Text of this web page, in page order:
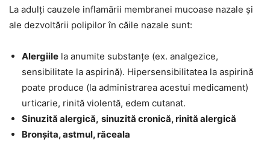
La adulți cauzele inflamării membranei mucoase nazale și
ale dezvoltării polipilor în căile nazale sunt:
Alergiile la anumite substanțe (ex. analgezice,
sensibilitate la aspirină). Hipersensibilitatea la aspirină
poate produce (la administrarea acestui medicament)
urticarie, rinită violentă, edem cutanat.
Sinuzită alergică, sinuzită cronică, rinită alergică
Bronșita, astmul, răceala